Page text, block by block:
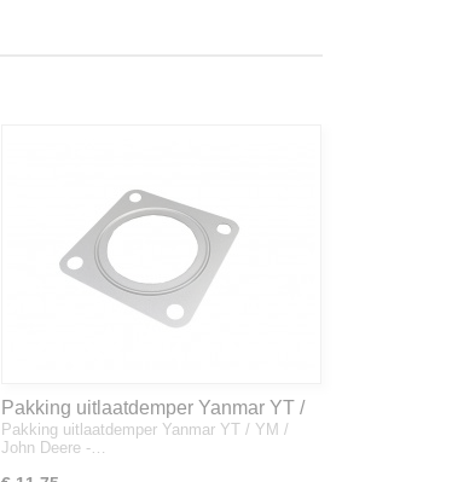
Pakking uitlaatdemper Yanmar YT /
YM / John Deere - 128300-13230
Pakking uitlaatdemper Yanmar YT / YM /
John Deere -…